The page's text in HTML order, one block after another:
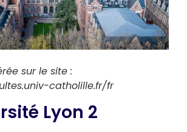
sur le site :
catholille.fr/fr
Lyon 2